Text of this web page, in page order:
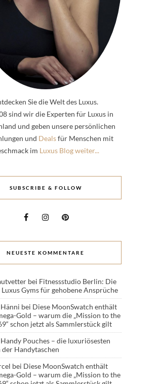
Sie die Welt des Luxus.
sind wir die Experten für Luxus in
und geben unsere persönlichen
und Dealsfür Menschen mit
im Luxus Blog weiter...
SUBSCRIBE & FOLLOW
NEUESTE KOMMENTARE
bei Fitnessstudio Berlin: Die
Luxus Gyms für gehobene Ansprüche
bei Diese MoonSwatch enthält
Gold – warum die „Mission to the
schon jetzt als Sammlerstück gilt
Handy Pouches – die luxuriösesten
Handytaschen
bei Diese MoonSwatch enthält
Gold – warum die „Mission to the